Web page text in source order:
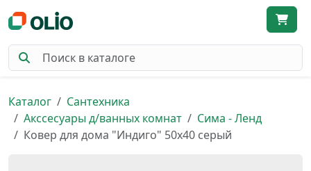
Каталог
Сантехника
Акссесуары д/ванных комнат
Сима - Ленд
Ковер для дома "Индиго" 50х40 серый